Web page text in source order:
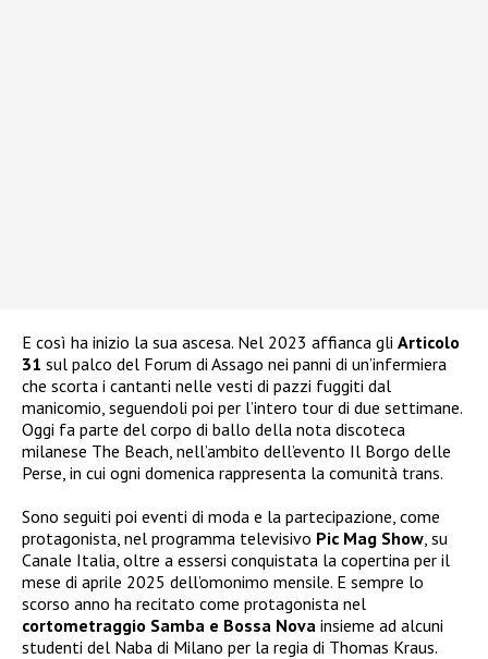
E così ha inizio la sua ascesa. Nel 2023 affianca gli Articolo
31 sul palco del Forum di Assago nei panni di un’infermiera
che scorta i cantanti nelle vesti di pazzi fuggiti dal
manicomio, seguendoli poi per l’intero tour di due settimane.
Oggi fa parte del corpo di ballo della nota discoteca
milanese The Beach, nell’ambito dell’evento Il Borgo delle
Perse, in cui ogni domenica rappresenta la comunità trans.
Sono seguiti poi eventi di moda e la partecipazione, come
protagonista, nel programma televisivo Pic Mag Show , su
Canale Italia, oltre a essersi conquistata la copertina per il
mese di aprile 2025 dell’omonimo mensile. E sempre lo
scorso anno ha recitato come protagonista nel
cortometraggio Samba e Bossa Nova insieme ad alcuni
studenti del Naba di Milano per la regia di Thomas Kraus.